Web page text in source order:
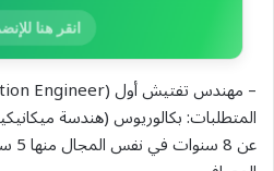
انقر هنا
– مهندس تفتيش أول (Senior Inspection Engineer)
المتطلبات: بكالوريوس (هندسة